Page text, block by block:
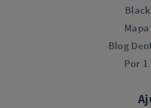
Blog
Por